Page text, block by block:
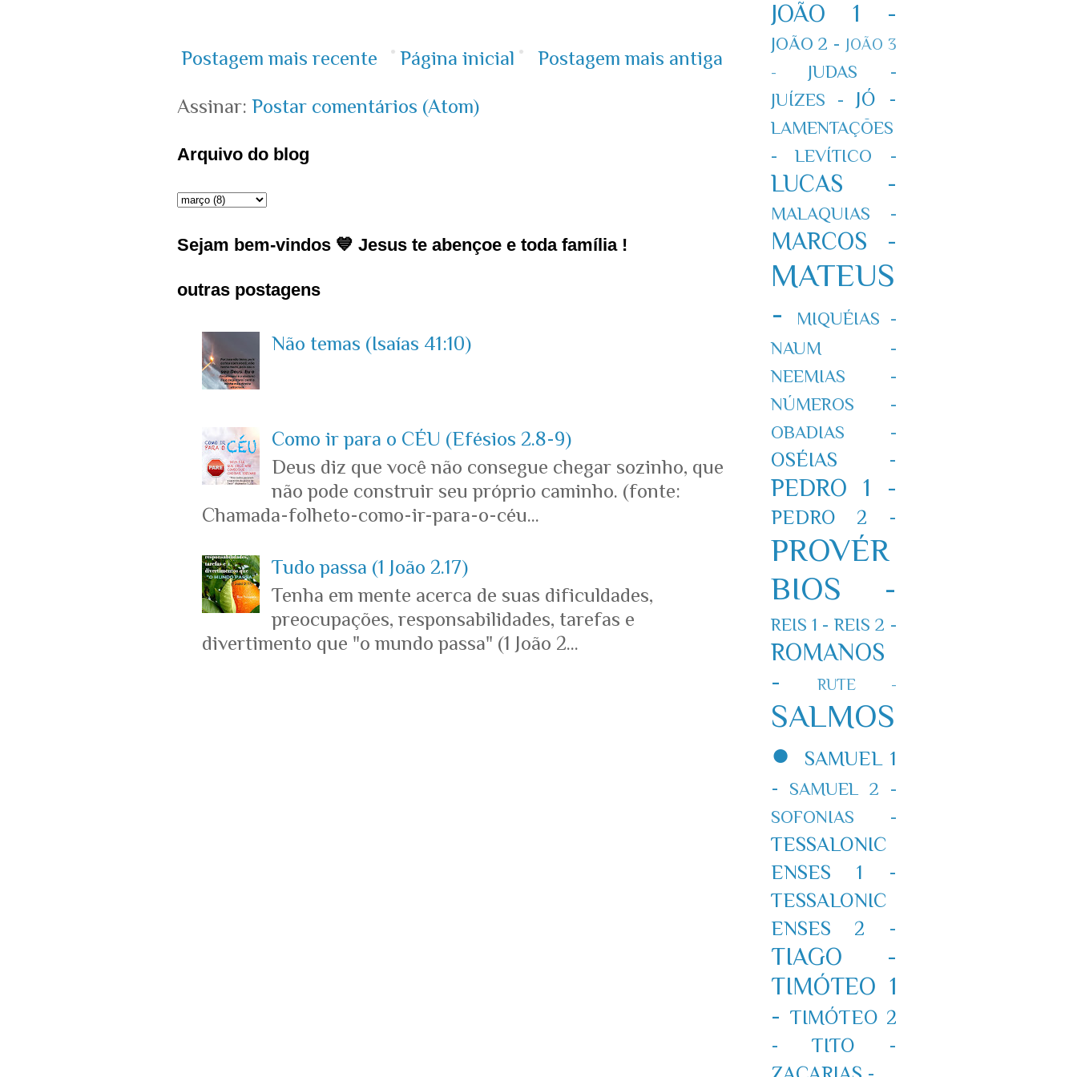
Postagem mais recente Postagem mais antiga
Página inicial
Assinar: Postar comentários (Atom)
Arquivo do blog
Sejam bem-vindos 💙 Jesus te abençoe e toda família !
outras postagens
Não temas (Isaías 41:10)
Como ir para o CÉU (Efésios 2.8-9)
Deus diz que você não consegue chegar sozinho, que
não pode construir seu próprio caminho. (fonte:
Chamada-folheto-como-ir-para-o-céu...
Tudo passa (1 João 2.17)
Tenha em mente acerca de suas dificuldades,
preocupações, responsabilidades, tarefas e
divertimento que "o mundo passa" (1 João 2...
JOÃO 1 -
JOÃO 2 - JOÃO 3
-
JUDAS -
JUÍZES -
JÓ -
LAMENTAÇÕES
-
LEVÍTICO -
LUCAS -
MALAQUIAS -
MARCOS -
MATEUS
-
MIQUÉIAS -
NAUM -
NEEMIAS -
NÚMEROS -
OBADIAS -
OSÉIAS -
PEDRO 1 -
PEDRO 2 -
PROVÉR
BIOS -
REIS 1 - REIS 2 -
ROMANOS
-
RUTE -
SALMOS
●
SAMUEL 1
-
SAMUEL 2 -
SOFONIAS -
TESSALONIC
ENSES 1 -
TESSALONIC
ENSES 2 -
TIAGO -
TIMÓTEO 1
- TIMÓTEO 2
-
TITO -